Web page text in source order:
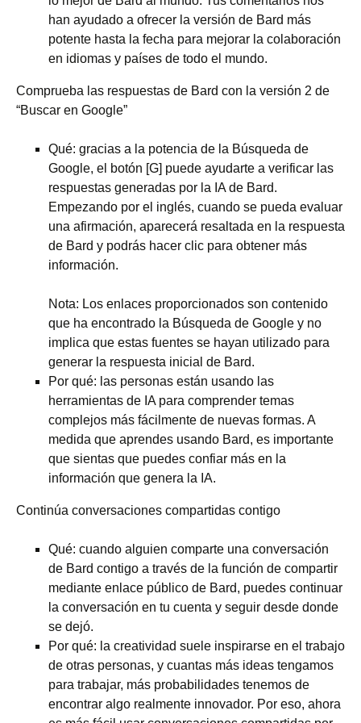
han ayudado a ofrecer la versión de Bard más
potente hasta la fecha para mejorar la colaboración
en idiomas y países de todo el mundo.
Comprueba las respuestas de Bard con la versión 2 de
“Buscar en Google”
Qué: gracias a la potencia de la Búsqueda de
Google, el botón [G] puede ayudarte a verificar las
respuestas generadas por la IA de Bard.
Empezando por el inglés, cuando se pueda evaluar
una afirmación, aparecerá resaltada en la respuesta
de Bard y podrás hacer clic para obtener más
información.
Nota: Los enlaces proporcionados son contenido
que ha encontrado la Búsqueda de Google y no
implica que estas fuentes se hayan utilizado para
generar la respuesta inicial de Bard.
Por qué: las personas están usando las
herramientas de IA para comprender temas
complejos más fácilmente de nuevas formas. A
medida que aprendes usando Bard, es importante
que sientas que puedes confiar más en la
información que genera la IA.
Continúa conversaciones compartidas contigo
Qué: cuando alguien comparte una conversación
de Bard contigo a través de la función de compartir
mediante enlace público de Bard, puedes continuar
la conversación en tu cuenta y seguir desde donde
se dejó.
Por qué: la creatividad suele inspirarse en el trabajo
de otras personas, y cuantas más ideas tengamos
para trabajar, más probabilidades tenemos de
encontrar algo realmente innovador. Por eso, ahora